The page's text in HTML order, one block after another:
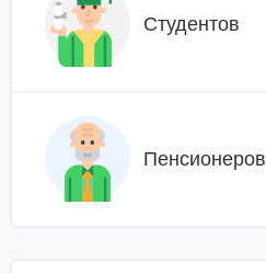
Студентов
Пенсионеров